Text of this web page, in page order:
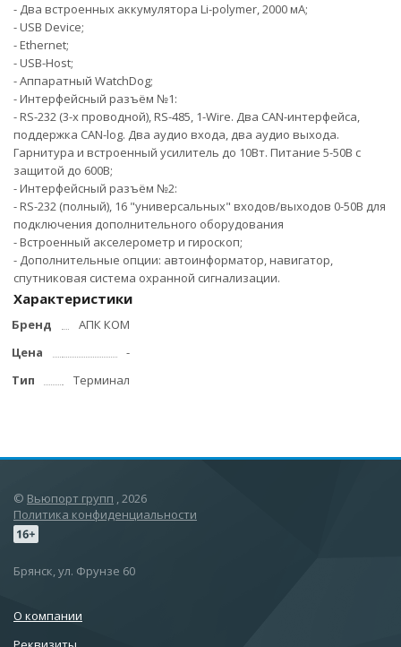
- Два встроенных аккумулятора Li-polymer, 2000 мА;
- USB Device;
- Ethernet;
- USB-Host;
- Аппаратный WatchDog;
- Интерфейсный разъём №1:
- RS-232 (3-х проводной), RS-485, 1-Wire. Два CAN-интерфейса,
поддержка CAN-log. Два аудио входа, два аудио выхода.
Гарнитура и встроенный усилитель до 10Вт. Питание 5-50В с
защитой до 600В;
- Интерфейсный разъём №2:
- RS-232 (полный), 16 "универсальных" входов/выходов 0-50В для
подключения дополнительного оборудования
- Встроенный акселерометр и гироскоп;
- Дополнительные опции: автоинформатор, навигатор,
спутниковая система охранной сигнализации.
Характеристики
Бренд
АПК КОМ
Цена
-
Тип
Терминал
© Вьюпорт групп , 2026
Политика конфиденциальности
Брянск, ул. Фрунзе 60
О компании